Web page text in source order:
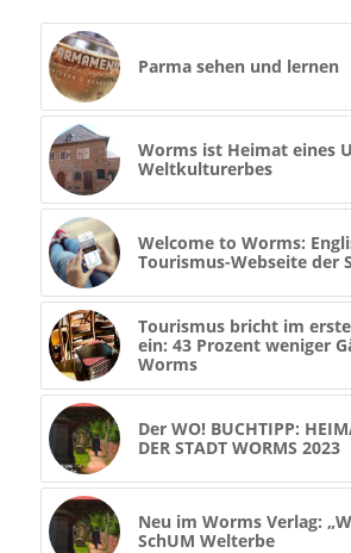
Parma sehen und lernen
Worms ist Heimat eines
Weltkulturerbes
Welcome to Worms:
Tourismus-Webseite der
Tourismus bricht im
ein: 43 Prozent weniger
Worms
Der WO! BUCHTIPP:
DER STADT WORMS 2023
Neu im Worms Verlag:
SchUM Welterbe